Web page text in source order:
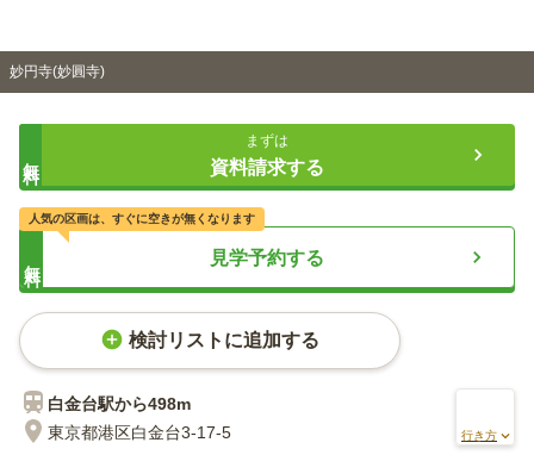
妙円寺(妙圓寺)
まずは
資料請求する
見学予約する
人気の区画は、すぐに空きが無くなります
検討リストに追加する
白金台駅から498m
東京都港区白金台3-17-5
行き方